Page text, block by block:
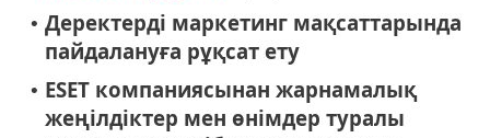
• Деректерді маркетинг мақсаттарында
пайдалануға рұқсат ету
• ESET компаниясынан жарнамалық
жеңілдіктер мен өнімдер туралы